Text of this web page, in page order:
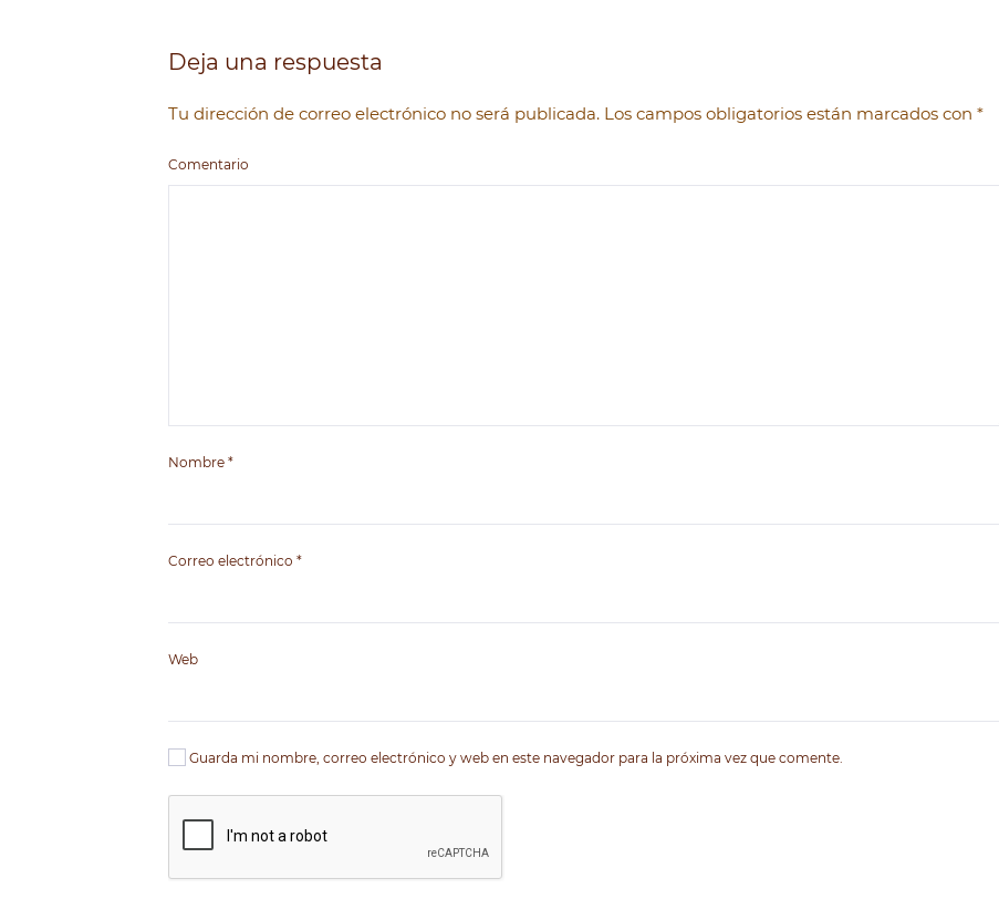
Deja una respuesta
Tu dirección de correo electrónico no será publicada. Los campos obligatorios están marcados con *
Comentario
Nombre *
Correo electrónico *
Web
Guarda mi nombre, correo electrónico y web en este navegador para la próxima vez que comente.